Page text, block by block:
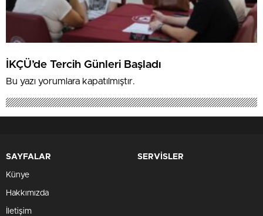
İKÇÜ’de Tercih Günleri Başladı
Bu yazı yorumlara kapatılmıştır.
SAYFALAR
Künye
Hakkımızda
İletişim
SERVİSLER